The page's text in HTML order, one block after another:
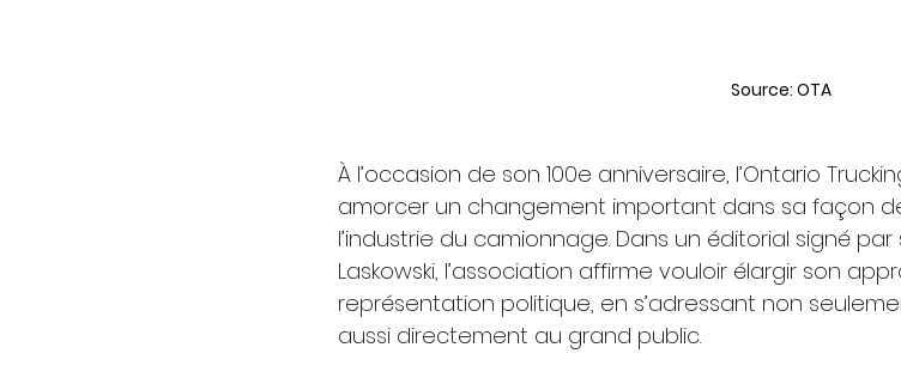
Source: OTA
À l’occasion de son 100e anniversaire, l’Ontario
amorcer un changement important dans sa façon
l’industrie du camionnage. Dans un éditorial signé
Laskowski, l’association affirme vouloir élargir son
représentation politique, en s’adressant non
aussi directement au grand public.